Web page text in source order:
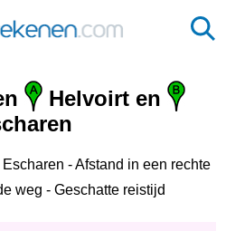
Helvoirt en
- Afstand in een rechte
weg - Geschatte reistijd